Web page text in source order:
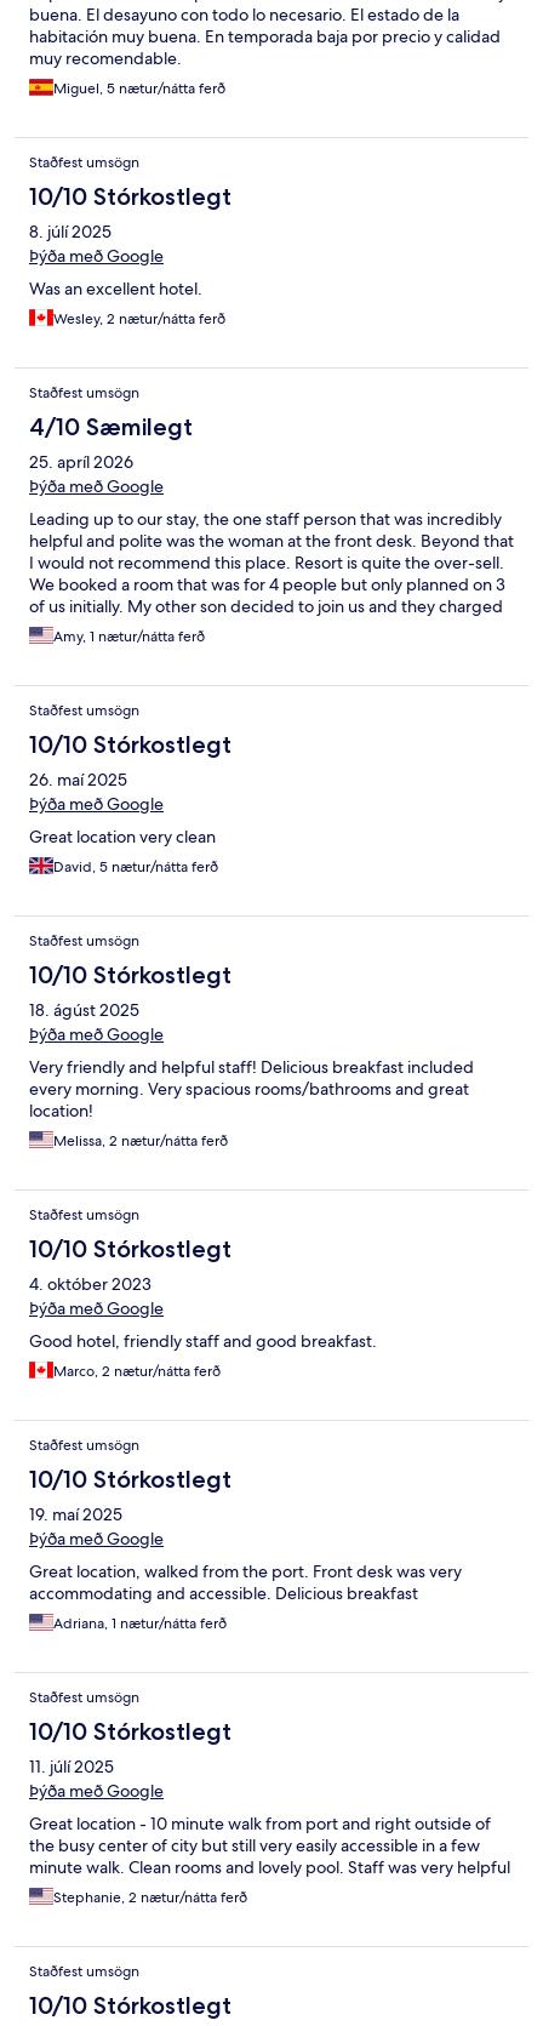
buena. El desayuno con todo lo necesario. El estado de la
habitación muy buena. En temporada baja por precio y calidad
muy recomendable.
Miguel, 5 nætur/nátta ferð
Staðfest umsögn
10/10 Stórkostlegt
8. júlí 2025
Þýða með Google
Was an excellent hotel.
Wesley, 2 nætur/nátta ferð
Staðfest umsögn
4/10 Sæmilegt
25. apríl 2026
Þýða með Google
Leading up to our stay, the one staff person that was incredibly
helpful and polite was the woman at the front desk. Beyond that
I would not recommend this place. Resort is quite the over-sell.
We booked a room that was for 4 people but only planned on 3
of us initially. My other son decided to join us and they charged
us another 50% of the room cost! And, for that they gave an
extra pool towel to use. Then after the staff left, we realized he
the breakfast is all packaged baked goods, there was fresh fruit
available.
Amy, 1 nætur/nátta ferð
Staðfest umsögn
10/10 Stórkostlegt
26. maí 2025
Þýða með Google
Great location very clean
David, 5 nætur/nátta ferð
Staðfest umsögn
10/10 Stórkostlegt
18. ágúst 2025
Þýða með Google
Very friendly and helpful staff! Delicious breakfast included
every morning. Very spacious rooms/bathrooms and great
location!
Melissa, 2 nætur/nátta ferð
Staðfest umsögn
10/10 Stórkostlegt
4. október 2023
Þýða með Google
Good hotel, friendly staff and good breakfast.
Marco, 2 nætur/nátta ferð
Staðfest umsögn
10/10 Stórkostlegt
19. maí 2025
Þýða með Google
Great location, walked from the port. Front desk was very
accommodating and accessible. Delicious breakfast
Adriana, 1 nætur/nátta ferð
Staðfest umsögn
10/10 Stórkostlegt
11. júlí 2025
Þýða með Google
Great location - 10 minute walk from port and right outside of
the busy center of city but still very easily accessible in a few
minute walk. Clean rooms and lovely pool. Staff was very helpful
Stephanie, 2 nætur/nátta ferð
Staðfest umsögn
10/10 Stórkostlegt